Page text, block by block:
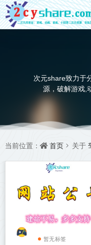
次元share致力于
源，破解游戏,
戏,switch游戏,金
当前位置： 首页 关于
暂无标签